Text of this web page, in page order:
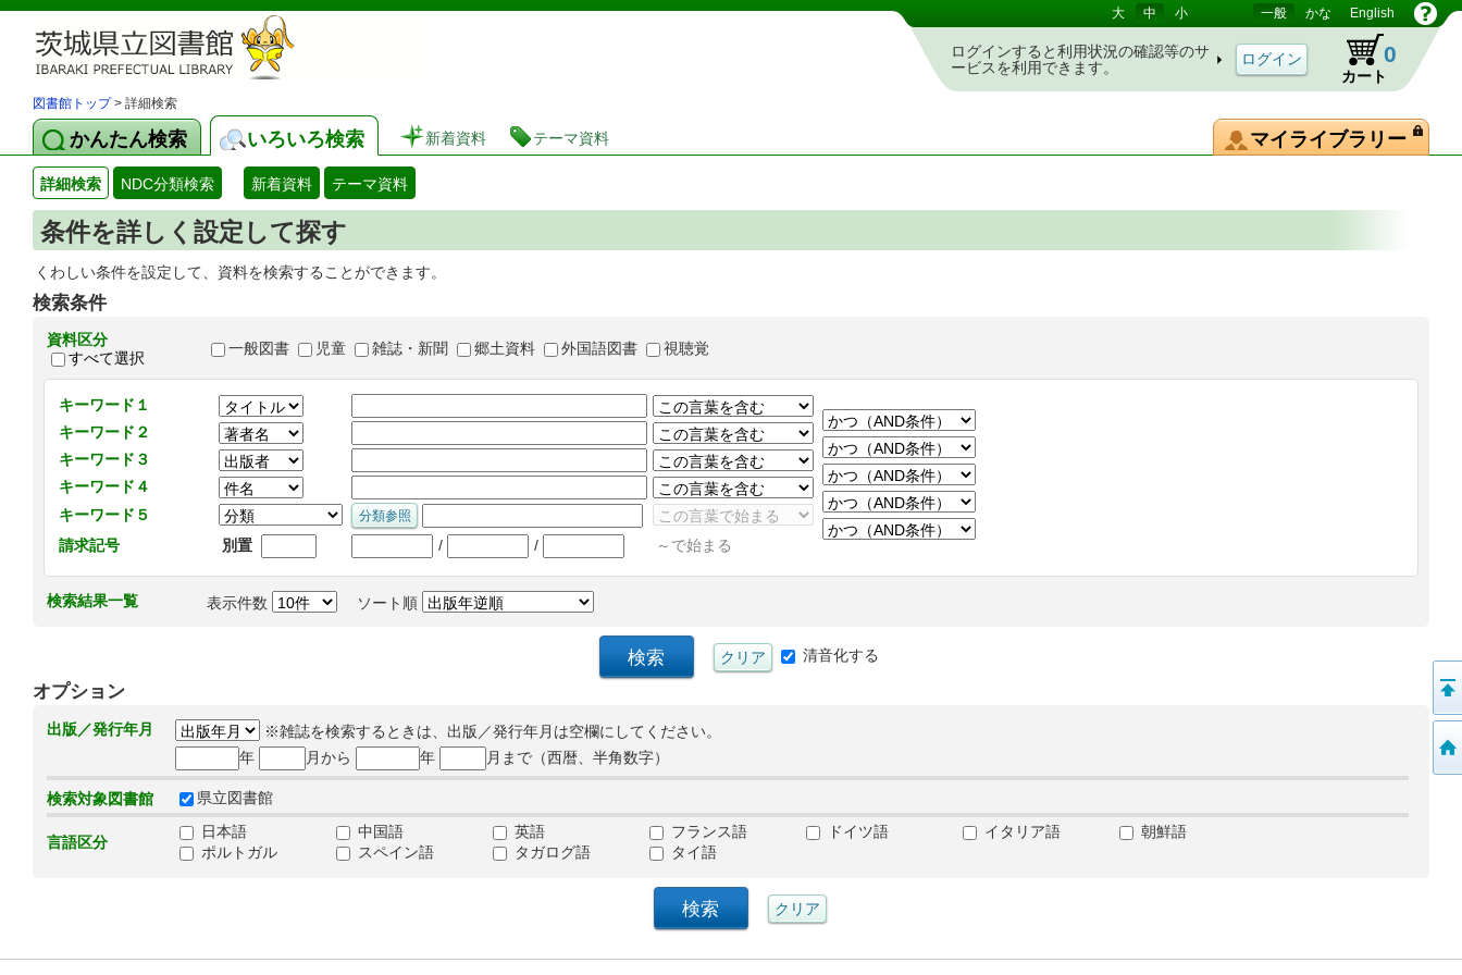
茨城県立図書館 蔵書検索・予約システム 大 中 小 一般 かな English
ログインすると利用状況の確認等のサ
ービスを利用できます。
カート
0
図書館トップ> 詳細検索
かんたん検索 いろいろ検索 新着資料 テーマ資料 マイライブラリー
詳細検索 NDC分類検索 新着資料 テーマ資料
条件を詳しく設定して探す
くわしい条件を設定して、資料を検索することができます。
検索条件
資料区分
すべて選択
一般図書 児童 雑誌・新聞 郷土資料 外国語図書 視聴覚
キーワード１
キーワード２
キーワード３
キーワード４
キーワード５
請求記号
別置 / / ～で始まる
検索結果一覧 表示件数 ソート順
清音化する
オプション
出版／発行年月
※雑誌を検索するときは、出版／発行年月は空欄にしてください。
年
月から 年 月まで（西暦、半角数字）
検索対象図書館 県立図書館
言語区分
日本語 中国語 英語 フランス語 ドイツ語 イタリア語
朝鮮語
ポルトガル
スペイン語 タガログ語 タイ語